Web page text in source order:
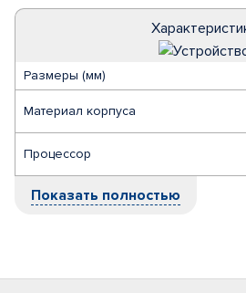
Размеры (мм)
Материал корпуса
Процессор
Показать полностью